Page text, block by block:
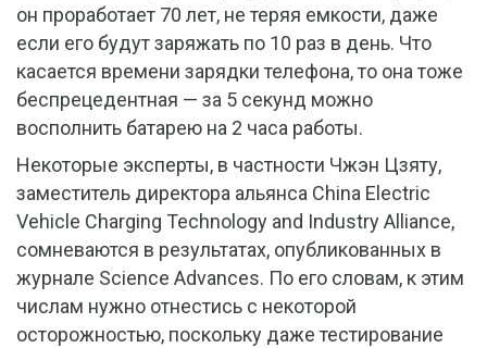
он проработает 70 лет, не теряя емкости, даже
если его будут заряжать по 10 раз в день. Что
касается времени зарядки телефона, то она тоже
беспрецедентная — за 5 секунд можно
восполнить батарею на 2 часа работы.
Некоторые эксперты, в частности Чжэн Цзяту,
заместитель директора альянса China Electric
Vehicle Charging Technology and Industry Alliance,
сомневаются в результатах, опубликованных в
журнале Science Advances. По его словам, к этим
числам нужно отнестись с некоторой
осторожностью, поскольку даже тестирование